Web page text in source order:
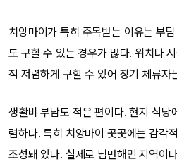
치앙마이가 특히 주목받는 이유는 부
도 구할 수 있는 경우가 많다. 위치나
적 저렴하게 구할 수 있어 장기 체류자
생활비 부담도 적은 편이다. 현지 식
렴하다. 특히 치앙마이 곳곳에는 감각
조성돼 있다. 실제로 님만해민 지역이